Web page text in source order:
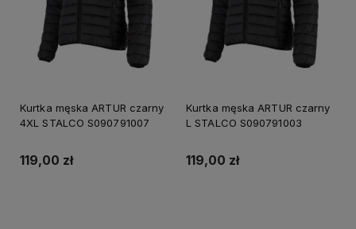
Kurtka męska ARTUR czarny
4XL STALCO S090791007
119,00 zł
Kurtka męska ARTUR czarny
L STALCO S090791003
119,00 zł